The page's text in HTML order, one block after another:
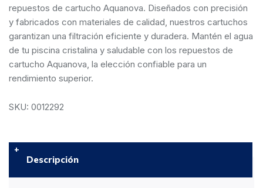
repuestos de cartucho Aquanova. Diseñados con precisión
y fabricados con materiales de calidad, nuestros cartuchos
garantizan una filtración eficiente y duradera. Mantén el agua
de tu piscina cristalina y saludable con los repuestos de
cartucho Aquanova, la elección confiable para un
rendimiento superior.
SKU: 0012292
Descripción